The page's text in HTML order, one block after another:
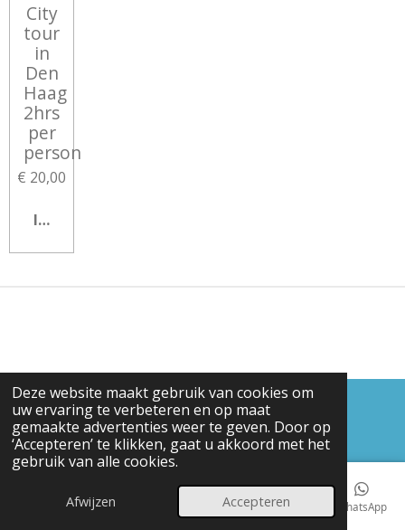
Deze website maakt gebruik van cookies om
uw ervaring te verbeteren en op maat
gemaakte advertenties weer te geven. Door op
‘Accepteren’ te klikken, gaat u akkoord met het
gebruik van alle cookies.
Afwijzen Accepteren
City
tour
in
Den
Haag
2hrs
per
person
€ 20,00
IN WINKELWAGEN
© 2024 - 2026 thetouristthehague.com
Powered byJouwWeb
E-mailadres Telefoonnummer Kaart Instagram WhatsApp